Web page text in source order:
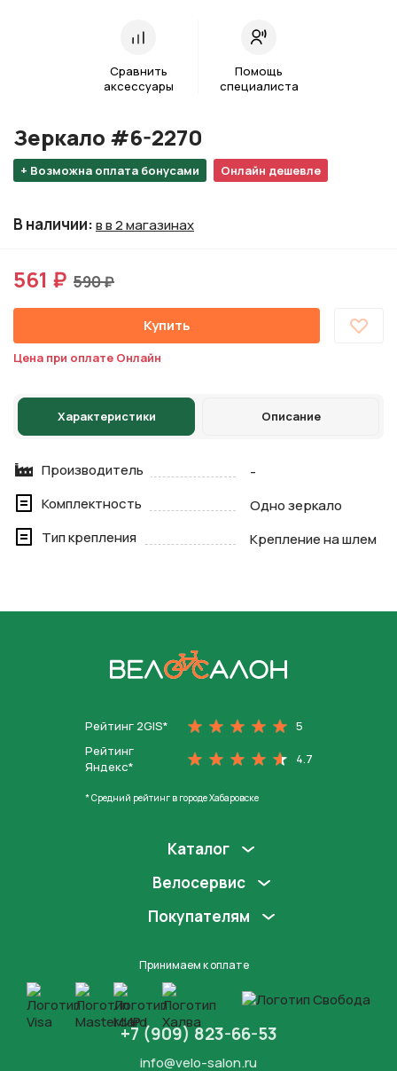
Сравнить
аксессуары
Помощь
специалиста
+ Возможна оплата бонусами Онлайн дешевле
Зеркало #6-2270
В наличии:в в 2 магазинах
561 ₽ 590 ₽
Купить
Цена при оплате Онлайн
Характеристики Описание
Производитель
-
Комплектность
Одно зеркало
Тип крепления
Крепление на шлем
Рейтинг 2GIS*
5
Рейтинг
Яндекс*
4.7
* Средний рейтинг в городе Хабаровске
Каталог
Велосервис
Покупателям
Принимаем к оплате
+7 (909) 823-66-53
info@velo-salon.ru